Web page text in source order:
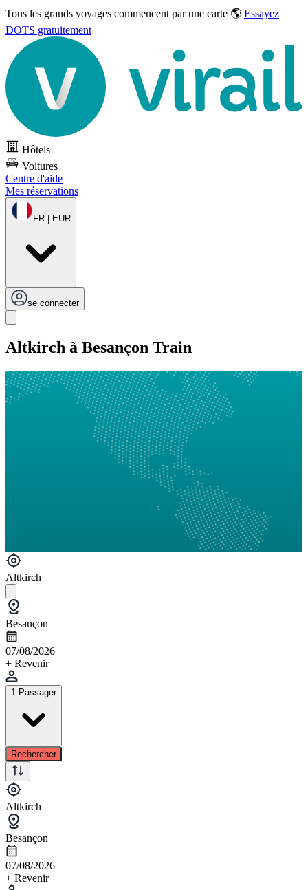
Tous les grands voyages commencent par une carte 🌎 Essayez
DOTS gratuitement
Hôtels
Voitures
Centre d'aide
Mes réservations
FR | EUR
se connecter
Altkirch à Besançon Train
Altkirch
Besançon
07/08/2026
+ Revenir
1 Passager
Rechercher
Altkirch
Besançon
07/08/2026
+ Revenir